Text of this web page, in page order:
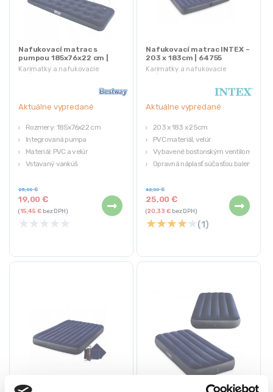
Karimatky a nafukovacie
matrace
Nafukovací matrac s
pumpou 185x76x22 cm |
Bestway 67223
Aktuálne vypredané
Rozmery: 185x76x22 cm
Integrovaná pumpa
Materiál: PVC a velúr
Vstavaný vankúš
19,00€
25,00€
(15,45€bez DPH)
★ ★ ★ ★ ★
Karimatky a nafukovacie
matrace
Nafukovací matrac INTEX –
203 x 183cm | 64755
Aktuálne vypredané
203 x 183 x 25cm
PVC materiál, velúr
Vybavené bostonským ventilom
Opravná náplasť súčasťou balenia
výlety
25,00€
42,00€
(20,33€bez DPH)
★★★★★(1)